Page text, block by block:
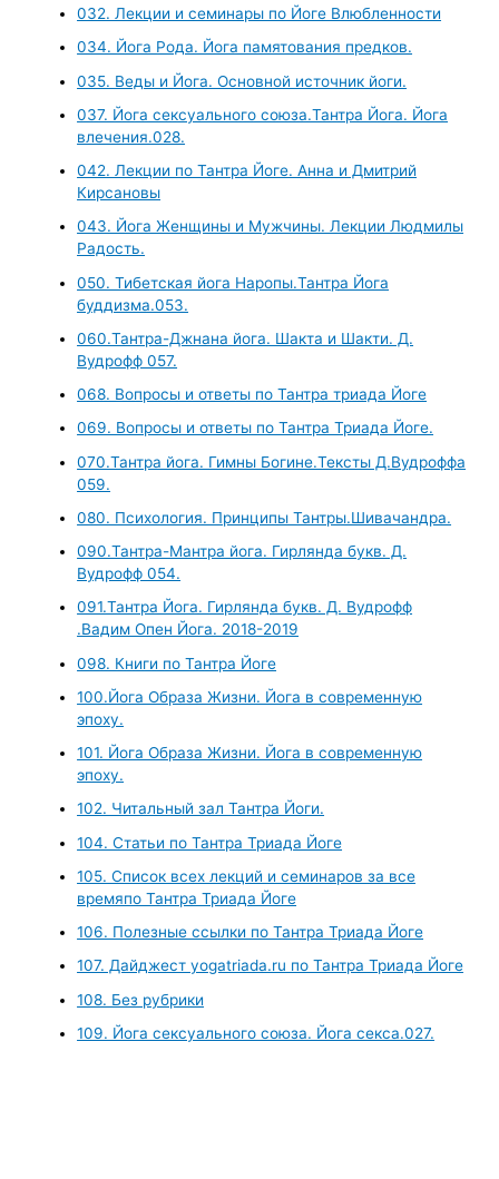
032. Лекции и семинары по Йоге Влюбленности
034. Йога Рода. Йога памятования предков.
035. Веды и Йога. Основной источник йоги.
037. Йога сексуального союза.Тантра Йога. Йога
влечения.028.
042. Лекции по Тантра Йоге. Анна и Дмитрий
Кирсановы
043. Йога Женщины и Мужчины. Лекции Людмилы
Радость.
050. Тибетская йога Наропы.Тантра Йога
буддизма.053.
060.Тантра-Джнана йога. Шакта и Шакти. Д.
Вудрофф 057.
068. Вопросы и ответы по Тантра триада Йоге
069. Вопросы и ответы по Тантра Триада Йоге.
070.Тантра йога. Гимны Богине.Тексты Д.Вудроффа
059.
080. Психология. Принципы Тантры.Шивачандра.
090.Тантра-Мантра йога. Гирлянда букв. Д.
Вудрофф 054.
091.Тантра Йога. Гирлянда букв. Д. Вудрофф
.Вадим Опен Йога. 2018-2019
098. Книги по Тантра Йоге
100.Йога Образа Жизни. Йога в современную
эпоху.
101. Йога Образа Жизни. Йога в современную
эпоху.
102. Читальный зал Тантра Йоги.
104. Статьи по Тантра Триада Йоге
105. Список всех лекций и семинаров за все
времяпо Тантра Триада Йоге
106. Полезные ссылки по Тантра Триада Йоге
107. Дайджест yogatriada.ru по Тантра Триада Йоге
108. Без рубрики
109. Йога сексуального союза. Йога секса.027.